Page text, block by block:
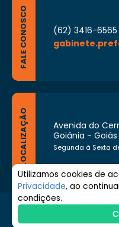
FALE CONOSCO
(62) 3416-6565
LOCALIZAÇÃO
Avenida do
Goiânia -
Segunda à Sexta
© 2026 Prefeitura de Goiânia.
reservados.
Utilizamos cookies de
Privacidade, ao
condições.